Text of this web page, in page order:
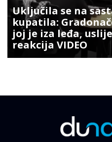
Uključila se na
kupatila:
joj je iza leđa,
reakcija VIDEO